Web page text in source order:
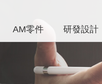
AM零件 研發設計